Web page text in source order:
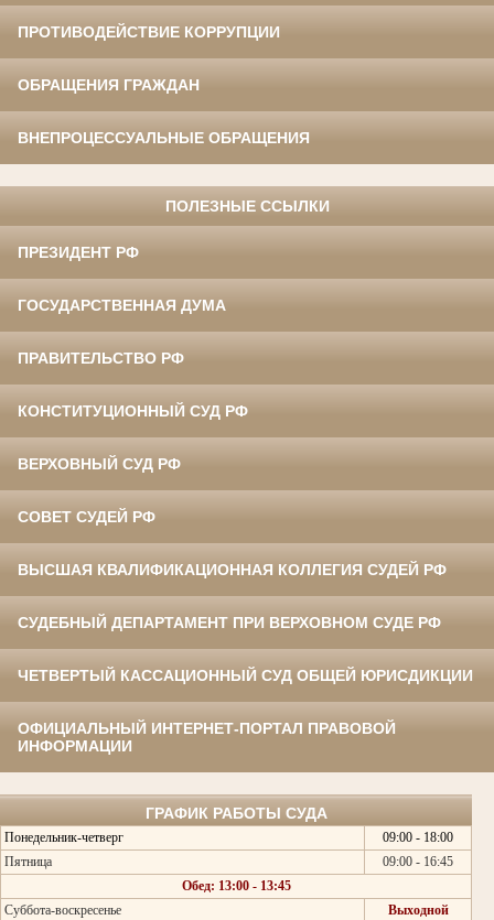
ПРОТИВОДЕЙСТВИЕ КОРРУПЦИИ
ОБРАЩЕНИЯ ГРАЖДАН
ВНЕПРОЦЕССУАЛЬНЫЕ ОБРАЩЕНИЯ
ПОЛЕЗНЫЕ ССЫЛКИ
ПРЕЗИДЕНТ РФ
ГОСУДАРСТВЕННАЯ ДУМА
ПРАВИТЕЛЬСТВО РФ
КОНСТИТУЦИОННЫЙ СУД РФ
ВЕРХОВНЫЙ СУД РФ
СОВЕТ СУДЕЙ РФ
ВЫСШАЯ КВАЛИФИКАЦИОННАЯ КОЛЛЕГИЯ СУДЕЙ РФ
СУДЕБНЫЙ ДЕПАРТАМЕНТ ПРИ ВЕРХОВНОМ СУДЕ РФ
ЧЕТВЕРТЫЙ КАССАЦИОННЫЙ СУД ОБЩЕЙ ЮРИСДИКЦИИ
ОФИЦИАЛЬНЫЙ ИНТЕРНЕТ-ПОРТАЛ ПРАВОВОЙ
ИНФОРМАЦИИ
ГРАФИК РАБОТЫ СУДА
Понедельник-четверг
09:00 - 18:00
Пятница
09:00 - 16:45
Обед: 13:00 - 13:45
Суббота-воскресенье
Выходной